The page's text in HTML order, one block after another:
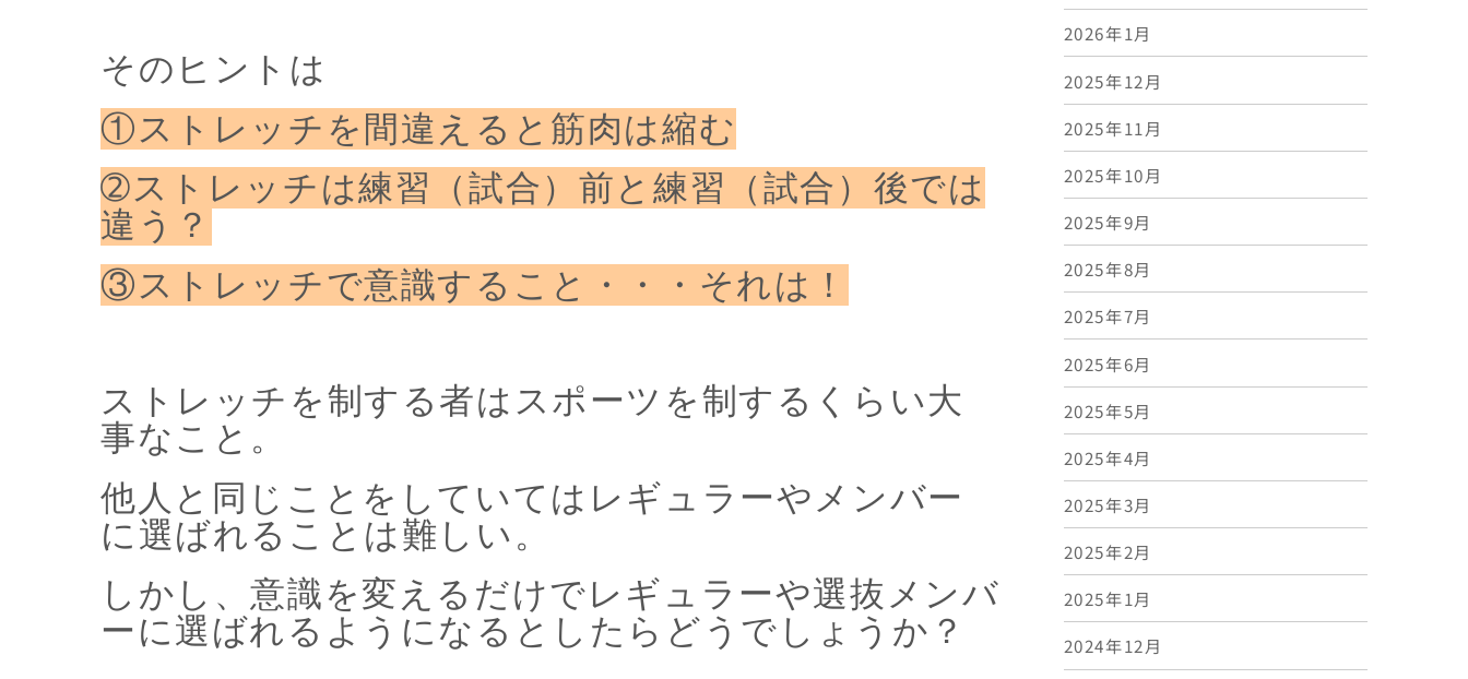
そのヒントは
①ストレッチを間違えると筋肉は縮む
➁ストレッチは練習（試合）前と練習（試合）後では
違う？
③ストレッチで意識すること・・・それは！
ストレッチを制する者はスポーツを制するくらい大
事なこと。
他人と同じことをしていてはレギュラーやメンバー
に選ばれることは難しい。
しかし、意識を変えるだけでレギュラーや選抜メンバ
ーに選ばれるようになるとしたらどうでしょうか？
2026年1月
2025年12月
2025年11月
2025年10月
2025年9月
2025年8月
2025年7月
2025年6月
2025年5月
2025年4月
2025年3月
2025年2月
2025年1月
2024年12月